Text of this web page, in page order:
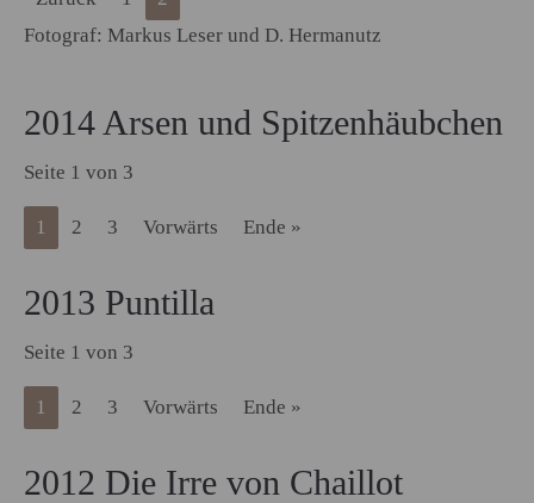
Fotograf: Markus Leser und D. Hermanutz
2014 Arsen und Spitzenhäubchen
Seite 1 von 3
1 2 3 Vorwärts Ende »
2013 Puntilla
Seite 1 von 3
1 2 3 Vorwärts Ende »
2012 Die Irre von Chaillot